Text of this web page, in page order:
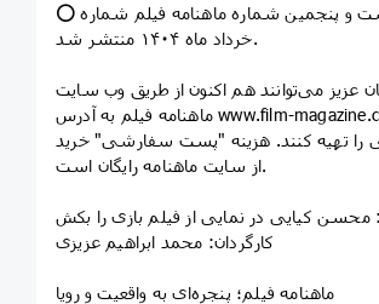
⭕️ ششصد و بیست و پنجمین شماره ماهنامه فیلم شماره
خرداد ماه ۱۴۰۴ منتشر شد.
عزیز می‌توانند هم اکنون از طریق وب سایت
ماهنامه فیلم به آدرس www.film-magazine.com این شماره
را تهیه کنند. هزینه "پست سفارشی" خرید
از سایت ماهنامه رایگان است.
کیایی در نمایی از فیلم بازی را بکش
کارگردان: محمد ابراهیم عزیزی
ماهنامه فیلم؛ پنجره‌ای به واقعیت و رویا